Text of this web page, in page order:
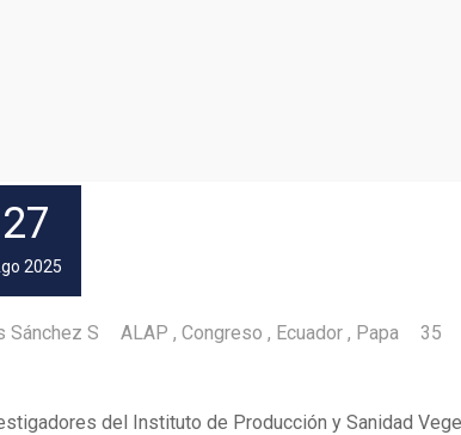
27
2025
Sánchez S ALAP Congreso Ecuador Papa 35
del Instituto de Producción y Sanidad